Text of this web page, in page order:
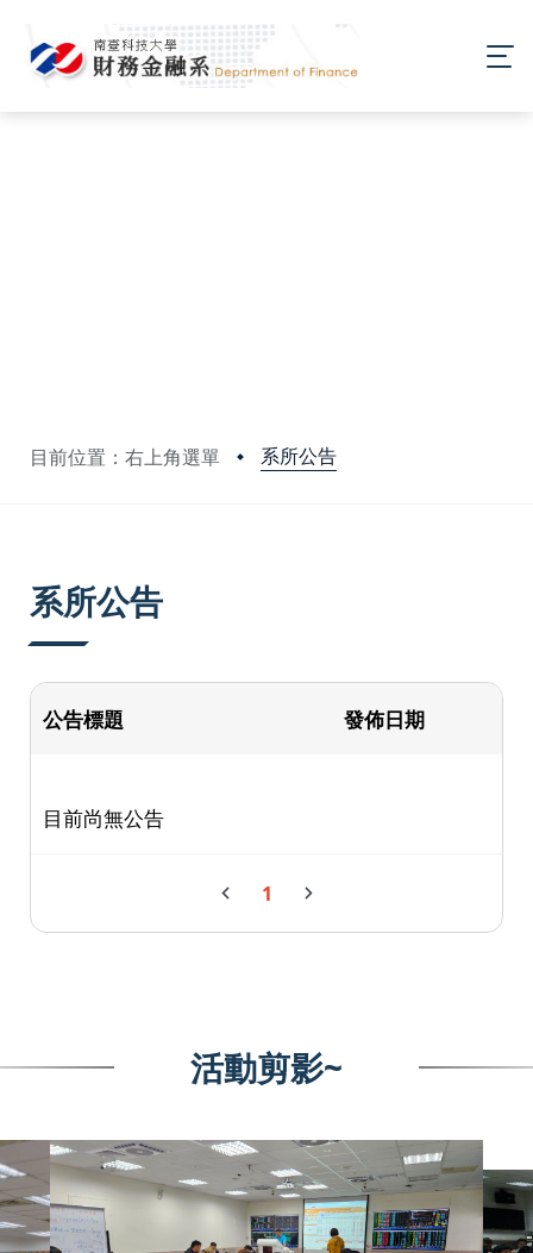
目前位置：右上角選單 系所公告
系所公告
公告標題 發佈日期
目前尚無公告
1
活動剪影~